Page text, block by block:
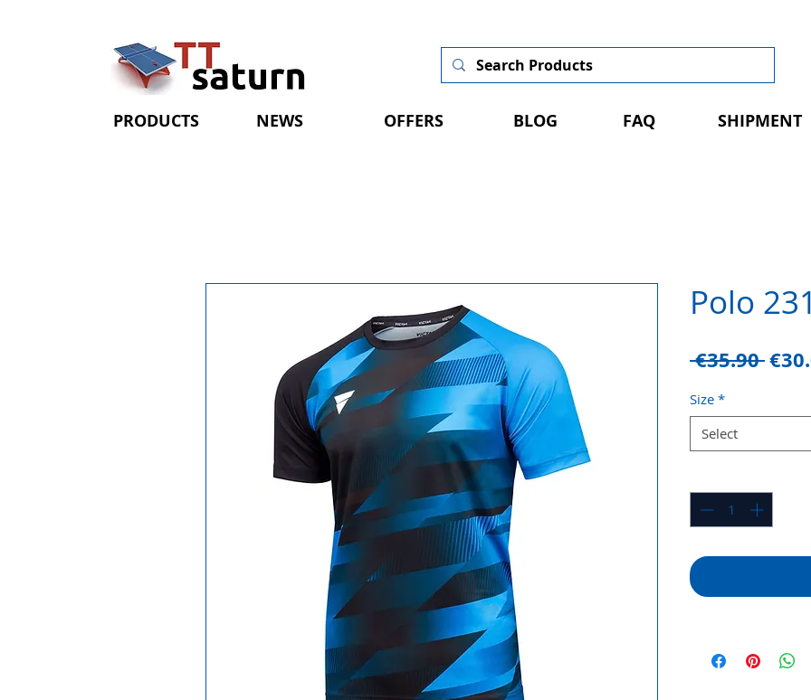
SHIPMENT
FAQ
BLOG
NEWS
PRODUCTS OFFERS
Polo
€35.90
Size *
Select